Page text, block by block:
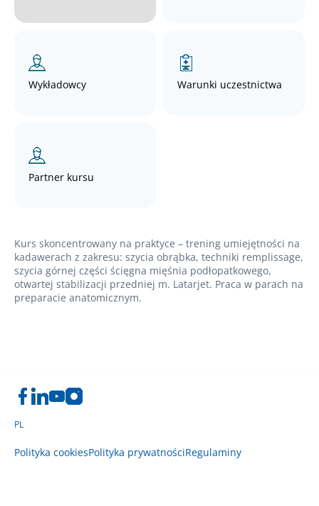
Wykładowcy Warunki uczestnictwa
Partner kursu
Kurs skoncentrowany na praktyce – trening umiejętności na
kadawerach z zakresu: szycia obrąbka, techniki remplissage,
szycia górnej części ścięgna mięśnia podłopatkowego,
otwartej stabilizacji przedniej m. Latarjet. Praca w parach na
preparacie anatomicznym.
PL
Polityka cookiesPolityka prywatnościRegulaminy